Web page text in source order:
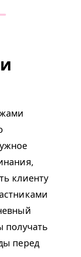
клиенту
получать
перед